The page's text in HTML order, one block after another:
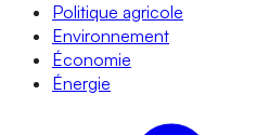
Politique agricole
Environnement
Économie
Énergie